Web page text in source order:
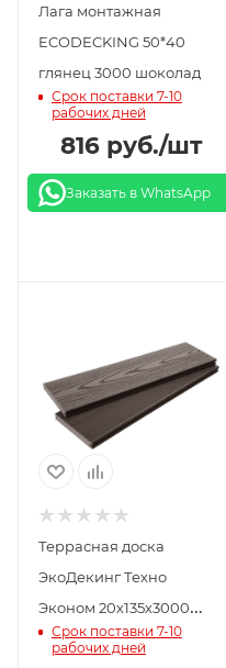
Лага монтажная
ECODECKING 50*40
глянец 3000 шоколад
Срок поставки 7-10
рабочих дней
816 руб./шт
Заказать в WhatsApp
Террасная доска
ЭкоДекинг Техно
Эконом 20х135х3000
шлифовое тиснение/
Срок поставки 7-10
рабочих дней